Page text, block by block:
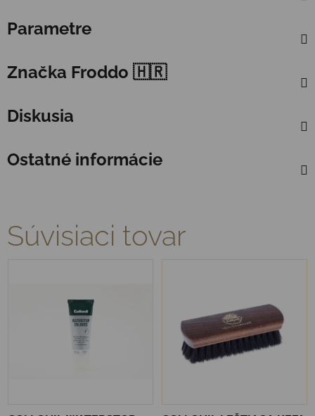
Parametre
Značka Froddo 🇭🇷
Diskusia
Ostatné informácie
Súvisiaci tovar